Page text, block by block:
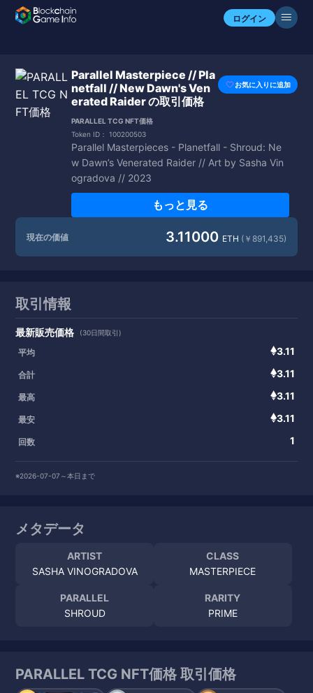
ログイン
Parallel Masterpiece // Pla
netfall // New Dawn's Ven
erated Raider の取引価格
PARALLEL TCG NFT価格
Token ID： 100200503
Parallel Masterpieces - Planetfall - Shroud: Ne
w Dawn’s Venerated Raider // Art by Sasha Vin
ogradova // 2023
もっと見る
現在の価値 3.11000 ETH (￥891,435)
お気に入りに追加
取引情報
最新販売価格 (30日間取引)
平均
合計
最高
最安
回数
3.11
3.11
3.11
3.11
1
※2026-07-07～本日まで
メタデータ
ARTIST
SASHA VINOGRADOVA
CLASS
MASTERPIECE
PARALLEL
SHROUD
RARITY
PRIME
PARALLEL TCG NFT価格 取引価格